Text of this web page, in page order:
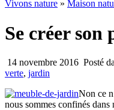
Vivons nature » Maison
Se créer
14 novembre 2016 Posté
verte, jardin
Non ce
nous sommes confinés dans